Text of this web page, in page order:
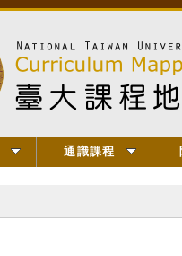
通識課程